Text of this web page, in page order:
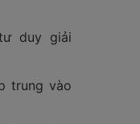
duy giải
trung vào